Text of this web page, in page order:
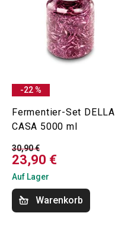
-22 %
Fermentier-Set DELLA
CASA 5000 ml
30,90 €
23,90 €
Auf Lager
Warenkorb